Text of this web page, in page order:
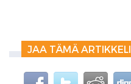
JAA TÄMÄ ARTIKKELI